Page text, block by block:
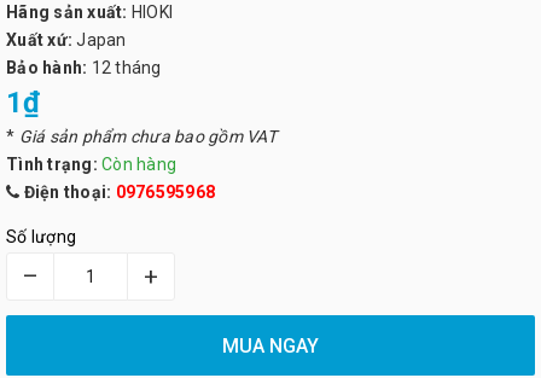
Hãng sản xuất: HIOKI
Xuất xứ: Japan
Bảo hành: 12 tháng
1₫
* Giá sản phẩm chưa bao gồm VAT
Tình trạng: Còn hàng
Điện thoại: 0976595968
Số lượng
– +
MUA NGAY